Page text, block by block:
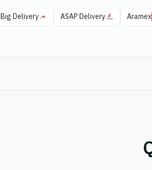
Aramex
ASAP Delivery
Big Delivery